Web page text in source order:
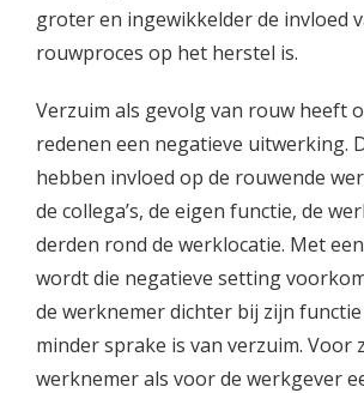
groter en ingewikkelder de invloed
rouwproces op het herstel is.
Verzuim als gevolg van rouw heeft
redenen een negatieve uitwerking.
hebben invloed op de rouwende
de collega’s, de eigen functie, de
derden rond de werklocatie. Met
wordt die negatieve setting
de werknemer dichter bij zijn
minder sprake is van verzuim. Voor
werknemer als voor de werkgever